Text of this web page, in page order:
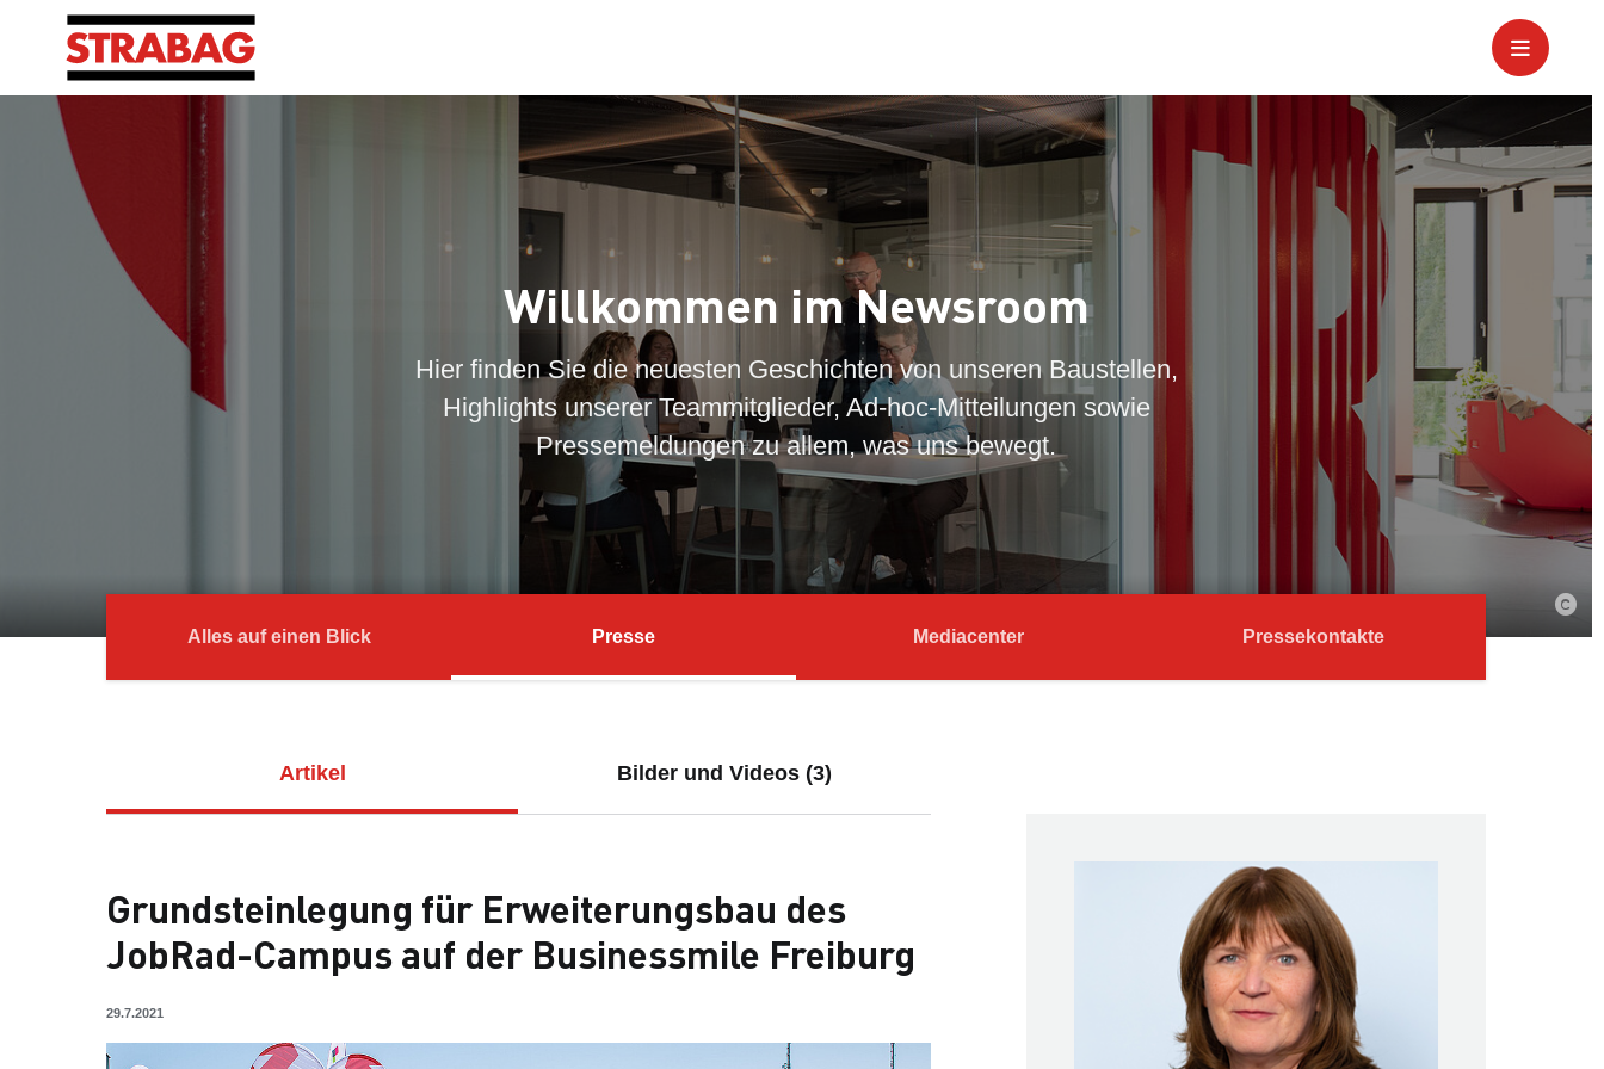
Willkommen im Newsroom
Hier finden Sie die neuesten Geschichten von unseren Baustellen,
Highlights unserer Teammitglieder, Ad-hoc-Mitteilungen sowie
Pressemeldungen zu allem, was uns bewegt.
Alles auf einen Blick Presse Mediacenter Pressekontakte
Artikel Bilder und Videos (3)
Grundsteinlegung für Erweiterungsbau des
JobRad-Campus auf der Businessmile Freiburg
29.7.2021